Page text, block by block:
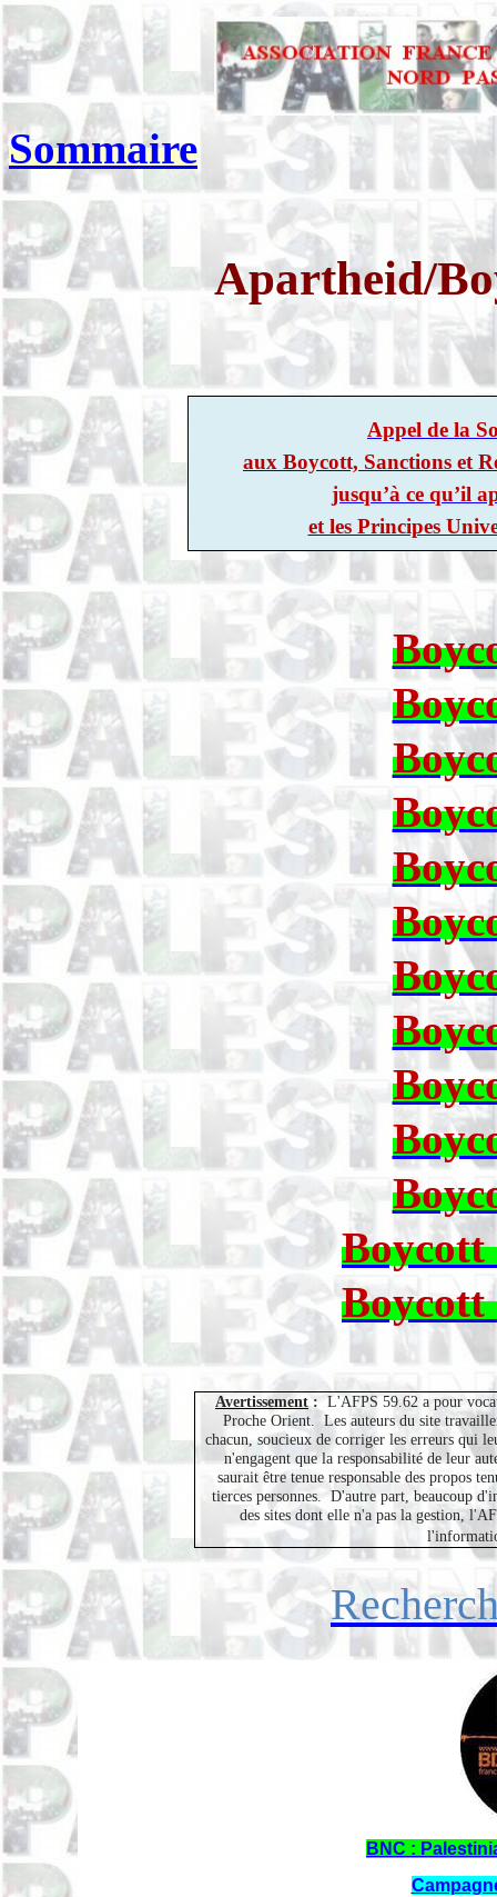
Sommaire
Apartheid/
Appel de la
aux Boycott, Sanctions et
jusqu’à ce qu’il
et les Principes
Boycott
Boycott
Avertissement : L'AFPS 59.62 a pour
Proche Orient. Les auteurs du site
chacun, soucieux de corriger les erreurs qui
n'engagent que la responsabilité de leur
saurait être tenue responsable des propos
tierces personnes. D'autre part, beaucoup
des sites dont elle n'a pas la gestion,
BNC :